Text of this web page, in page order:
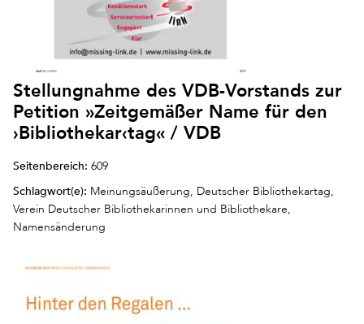
Stellungnahme des VDB-Vorstands zur
Petition »Zeitgemäßer Name für den
›Bibliothekar‹tag« / VDB
Seitenbereich: 609
Schlagwort(e): Meinungsäußerung, Deutscher Bibliothekartag,
Verein Deutscher Bibliothekarinnen und Bibliothekare,
Namensänderung